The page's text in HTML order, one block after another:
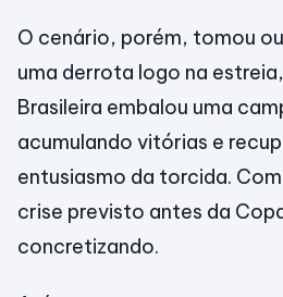
O cenário, porém, tomou
uma derrota logo na
Brasileira embalou uma
acumulando vitórias e
entusiasmo da torcida.
crise previsto antes da
concretizando.